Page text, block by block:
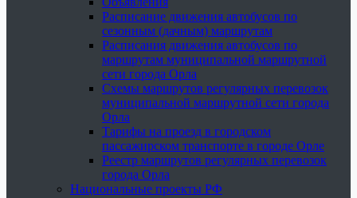
Расписание движения автобусов по
сезонным (дачным) маршрутам
Расписания движения автобусов по
маршрутам муниципальной маршрутной
сети города Орла
Схемы маршрутов регулярных перевозок
муниципальной маршрутной сети города
Орла
Тарифы на проезд в городском
пассажирском транспорте в городе Орле
Реестр маршрутов регулярных перевозок
города Орла
Национальные проекты РФ